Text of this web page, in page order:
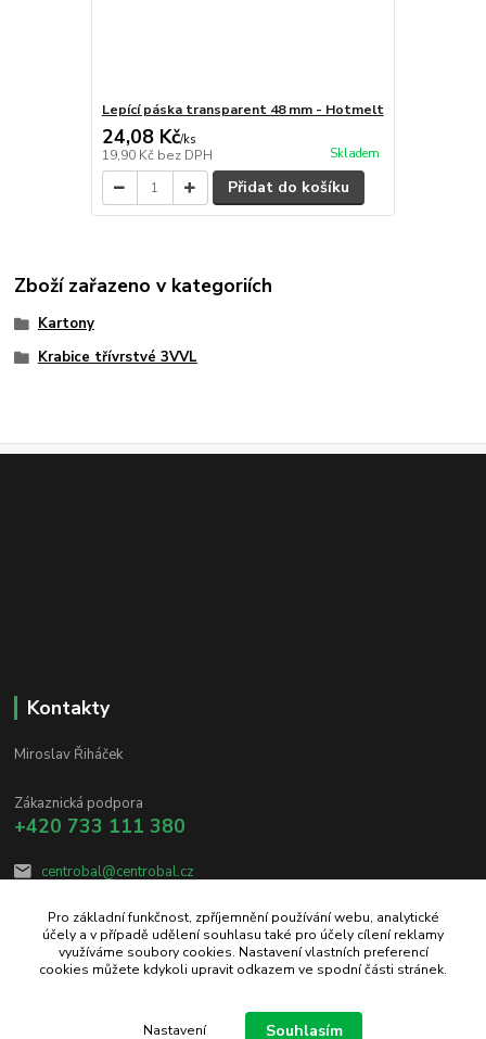
Lepící páska transparent 48 mm - Hotmelt
24,08 Kč/ks
19,90 Kč bez DPH Skladem
Přidat do košíku
Zboží zařazeno v kategoriích
Kartony
Krabice třívrstvé 3VVL
Kontakty
Miroslav Řiháček
Zákaznická podpora
+420 733 111 380
centrobal@centrobal.cz
Upravit sběr cookies.
Pro základní funkčnost, zpříjemnění používání webu, analytické
účely a v případě udělení souhlasu také pro účely cílení reklamy
využíváme soubory cookies. Nastavení vlastních preferencí
cookies můžete kdykoli upravit odkazem ve spodní části stránek.
Nastavení Souhlasím